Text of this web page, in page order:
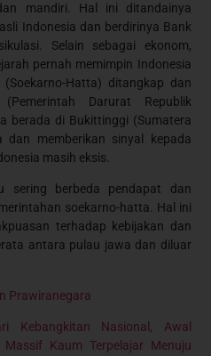
mandiri. Hal ini ditandainya
Indonesia dan berdirinya Bank
Selain sebagai ekonom,
pernah memimpin Indonesia
Hatta) ditangkap dan
Darurat Republik
berada di Bukittinggi (Sumatera
memberikan sinyal kepada
masih eksis.
sering berbeda pendapat dan
soekarno-hatta. Hal ini
terhadap kebijakan dan
antara pulau jawa dan diluar
Prawiranegara
Kebangkitan Nasional, Awal
Kaum Terpelajar Menuju